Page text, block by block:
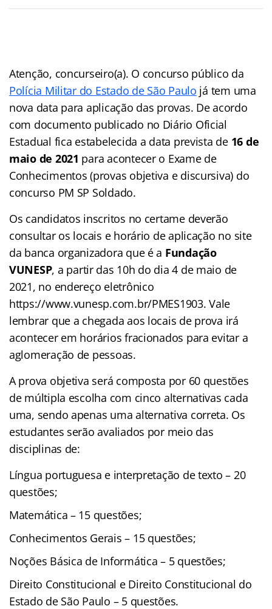
Atenção, concurseiro(a). O concurso público da
Polícia Militar do Estado de São Paulo já tem uma
nova data para aplicação das provas. De acordo
com documento publicado no Diário Oficial
Estadual fica estabelecida a data prevista de16 de
maio de 2021 para acontecer o Exame de
Conhecimentos (provas objetiva e discursiva) do
concurso PM SP Soldado.
Os candidatos inscritos no certame deverão
consultar os locais e horário de aplicação no site
da banca organizadora que é a Fundação
VUNESP, a partir das 10h do dia 4 de maio de
2021, no endereço eletrônico
https://www.vunesp.com.br/PMES1903. Vale
lembrar que a chegada aos locais de prova irá
acontecer em horários fracionados para evitar a
aglomeração de pessoas.
A prova objetiva será composta por 60 questões
de múltipla escolha com cinco alternativas cada
uma, sendo apenas uma alternativa correta. Os
estudantes serão avaliados por meio das
disciplinas de:
Língua portuguesa e interpretação de texto – 20
questões;
Matemática – 15 questões;
Conhecimentos Gerais – 15 questões;
Noções Básica de Informática – 5 questões;
Direito Constitucional e Direito Constitucional do
Estado de São Paulo – 5 questões.